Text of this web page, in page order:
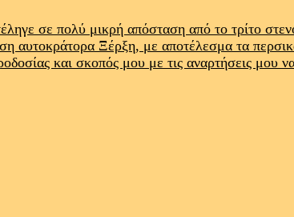
σε πολύ μικρή απόσταση από το τρίτο
αυτοκράτορα Ξέρξη, με αποτέλεσμα τα
και σκοπός μου με τις αναρτήσεις